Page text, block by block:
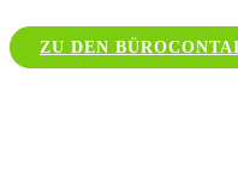
ZU DEN